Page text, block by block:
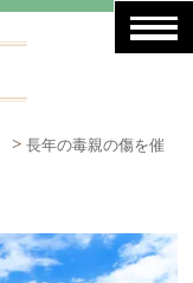
>長年の毒親の傷を催